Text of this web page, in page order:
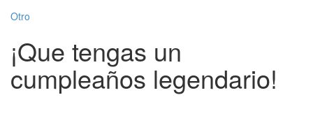
Otro
¡Que tengas un
cumpleaños legendario!